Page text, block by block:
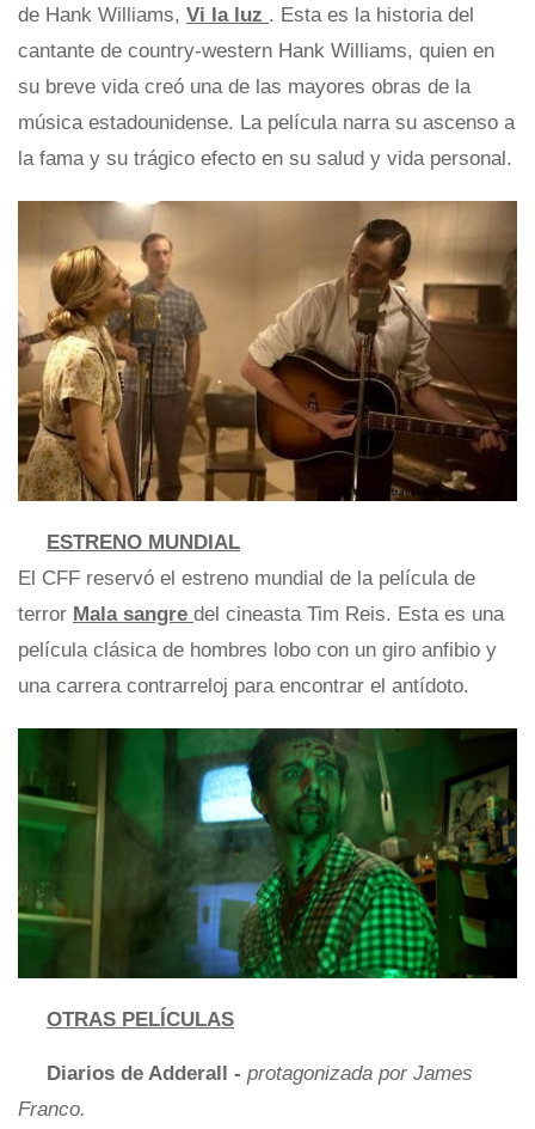
de Hank Williams, Vi la luz . Esta es la historia del
cantante de country-western Hank Williams, quien en
su breve vida creó una de las mayores obras de la
música estadounidense. La película narra su ascenso a
la fama y su trágico efecto en su salud y vida personal.
ESTRENO MUNDIAL
El CFF reservó el estreno mundial de la película de
terror Mala sangre del cineasta Tim Reis. Esta es una
película clásica de hombres lobo con un giro anfibio y
una carrera contrarreloj para encontrar el antídoto.
OTRAS PELÍCULAS
Diarios de Adderall - protagonizada por James
Franco.